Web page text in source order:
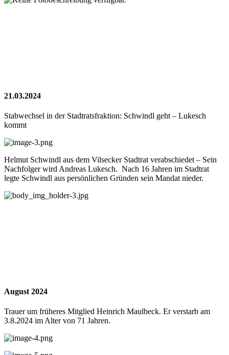
21.03.2024
Stabwechsel in der Stadtratsfraktion: Schwindl geht – Lukesch
kommt
Helmut Schwindl aus dem Vilsecker Stadtrat verabschiedet – Sein
Nachfolger wird Andreas Lukesch. Nach 16 Jahren im Stadtrat
legte Schwindl aus persönlichen Gründen sein Mandat nieder.
August 2024
Trauer um früheres Mitglied Heinrich Maulbeck. Er verstarb am
3.8.2024 im Alter von 71 Jahren.